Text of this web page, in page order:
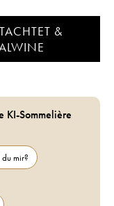
&
KI-Sommelière
mir?